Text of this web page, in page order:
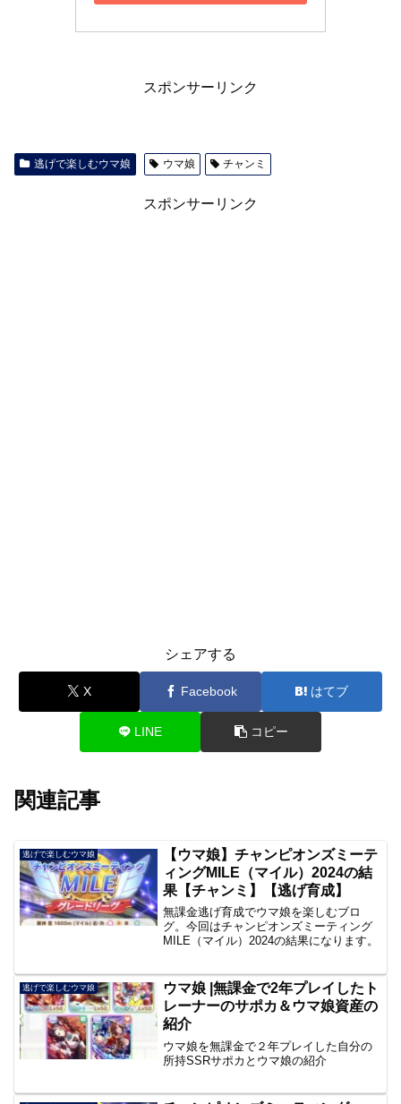
スポンサーリンク
逃げで楽しむウマ娘 ウマ娘 チャンミ
スポンサーリンク
シェアする
X Facebook はてブ
LINE コピー
関連記事
逃げで楽しむウマ娘
【ウマ娘】チャンピオンズミーテ
ィングMILE（マイル）2024の結
果【チャンミ】【逃げ育成】
無課金逃げ育成でウマ娘を楽しむブロ
グ。今回はチャンピオンズミーティング
MILE（マイル）2024の結果になります。
逃げで楽しむウマ娘
ウマ娘 |無課金で2年プレイしたト
レーナーのサポカ＆ウマ娘資産の
紹介
ウマ娘を無課金で２年プレイした自分の
所持SSRサポカとウマ娘の紹介